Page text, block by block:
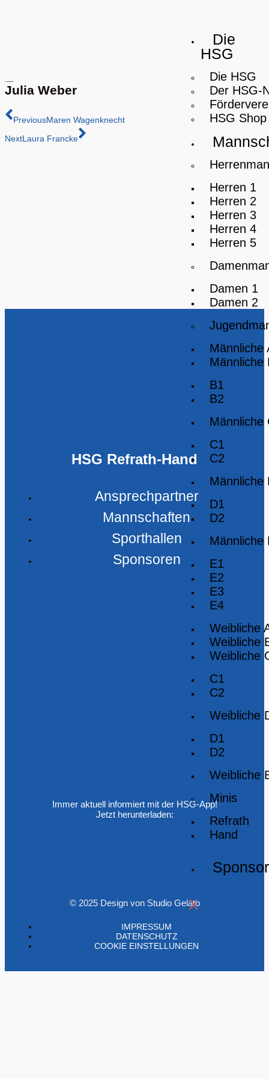
Die
HSG
Die HSG
Der HSG-
HSG Shop
Herren 1
Herren 2
Herren 3
Herren 4
Herren 5
Damen 1
Damen 2
Männliche
Männliche
B1
B2
Männliche
C1
C2
Männliche
D1
D2
Männliche
E1
E2
E3
E4
Weibliche
Weibliche
Weibliche
C1
C2
Weibliche
D1
D2
Weibliche
Minis
Refrath
Hand
X
Julia Weber
PreviousMaren Wagenknecht
NextLaura Francke
HSG Refrath-Hand
Ansprechpartner
Mannschaften
Sporthallen
Sponsoren
Immer aktuell informiert mit der HSG-App!
Jetzt herunterladen:
© 2025 Design von Studio Gelato
IMPRESSUM
DATENSCHUTZ
COOKIE EINSTELLUNGEN